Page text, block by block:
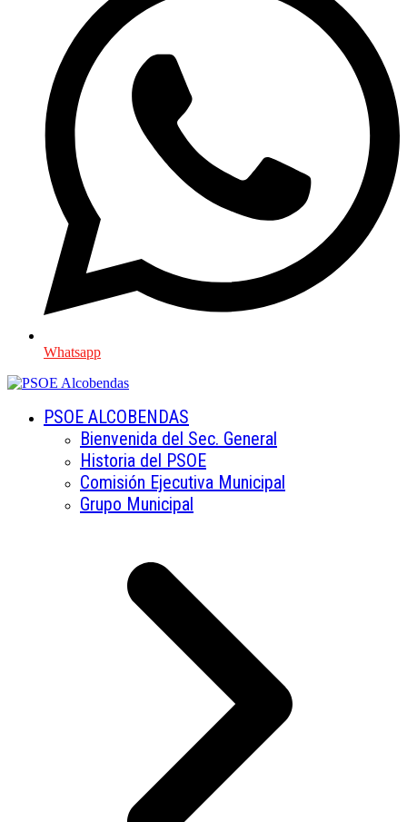
Whatsapp
PSOE ALCOBENDAS
Bienvenida del Sec. General
Historia del PSOE
Comisión Ejecutiva Municipal
Grupo Municipal